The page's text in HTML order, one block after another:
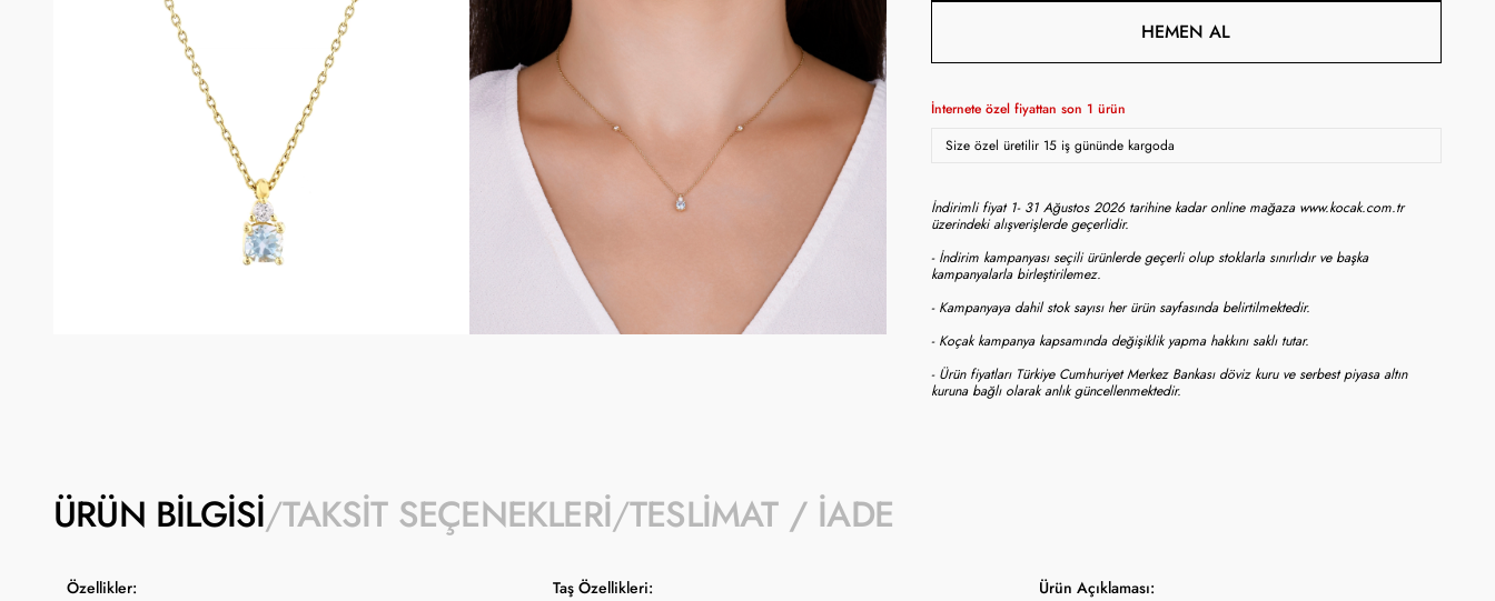
HEMEN AL
İnternete özel fiyattan son 1 ürün
Size özel üretilir 15 iş gününde kargoda
İndirimli fiyat 1- 31 Ağustos 2026 tarihine kadar online mağaza www.kocak.com.tr
üzerindeki alışverişlerde geçerlidir.
- İndirim kampanyası seçili ürünlerde geçerli olup stoklarla sınırlıdır ve başka
kampanyalarla birleştirilemez.
- Kampanyaya dahil stok sayısı her ürün sayfasında belirtilmektedir.
- Koçak kampanya kapsamında değişiklik yapma hakkını saklı tutar.
- Ürün fiyatları Türkiye Cumhuriyet Merkez Bankası döviz kuru ve serbest piyasa altın
kuruna bağlı olarak anlık güncellenmektedir.
ÜRÜN BILGISI TAKSIT SEÇENEKLERI TESLIMAT / İADE
Özellikler: Taş Özellikleri: Ürün Açıklaması: